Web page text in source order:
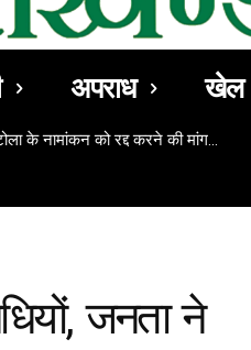
अपराध खेल
के नामांकन को रद्द करने की मांग…
जनता ने